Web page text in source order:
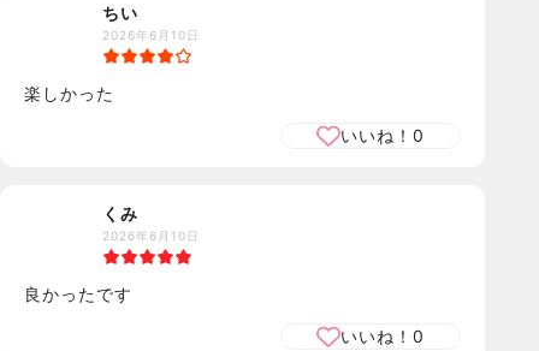
ちい
2026年6月10日
楽しかった
いいね！0
くみ
2026年6月10日
良かったです
いいね！0